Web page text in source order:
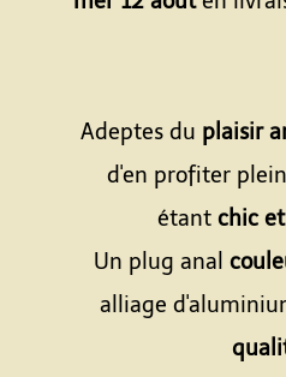
Adeptes du plaisir
d'en profiter
étant chic
Un plug anal
alliage